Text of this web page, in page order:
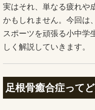
実はそれ、単なる疲れや
かもしれません。今回は
スポーツを頑張る小中学
しく解説していきます。
足根骨癒合症って